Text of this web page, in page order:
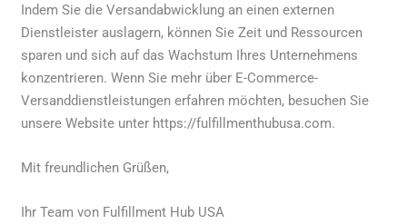
Indem Sie die Versandabwicklung an einen externen
Dienstleister auslagern, können Sie Zeit und Ressourcen
sparen und sich auf das Wachstum Ihres Unternehmens
konzentrieren. Wenn Sie mehr über E-Commerce-
Versanddienstleistungen erfahren möchten, besuchen Sie
unsere Website unter https://fulfillmenthubusa.com.
Mit freundlichen Grüßen,
Ihr Team von Fulfillment Hub USA